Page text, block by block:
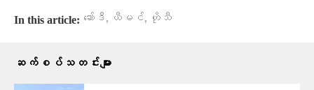
In this article: ဆော်ဒီ, ယီမင်, ဟိုသီ
ဆက်စပ်သတင်းများ